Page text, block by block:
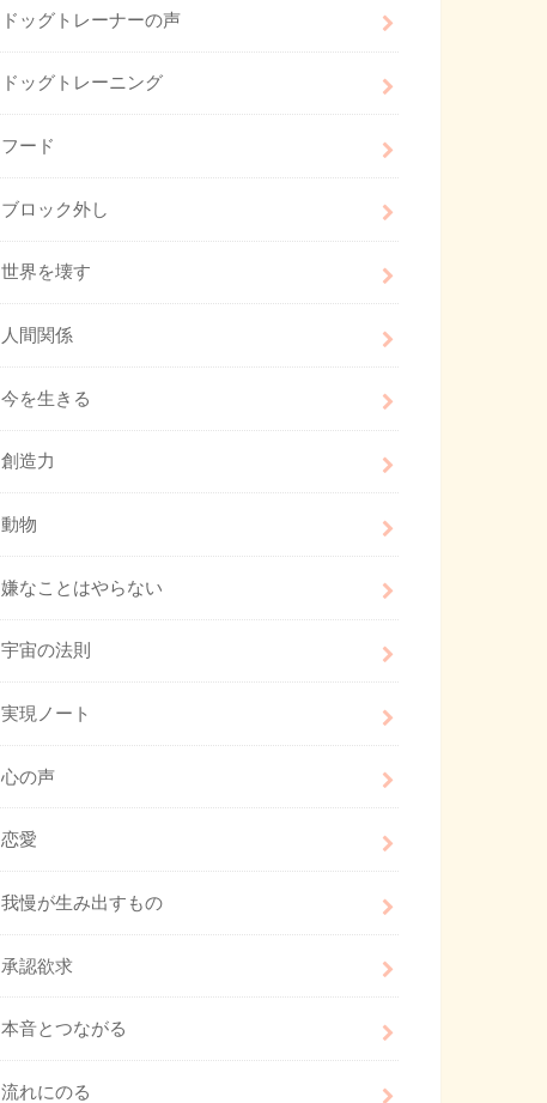
ドッグトレーナーの声
ドッグトレーニング
フード
ブロック外し
世界を壊す
人間関係
今を生きる
創造力
動物
嫌なことはやらない
宇宙の法則
実現ノート
心の声
恋愛
我慢が生み出すもの
承認欲求
本音とつながる
流れにのる